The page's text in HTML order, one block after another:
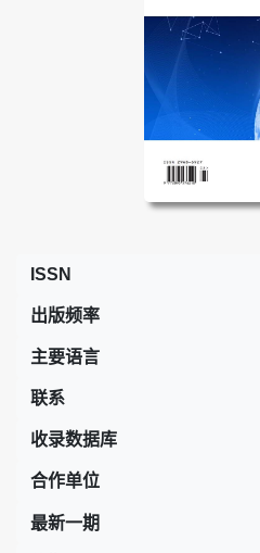
ISSN
出版频率
主要语言
联系
收录数据库
合作单位
最新一期